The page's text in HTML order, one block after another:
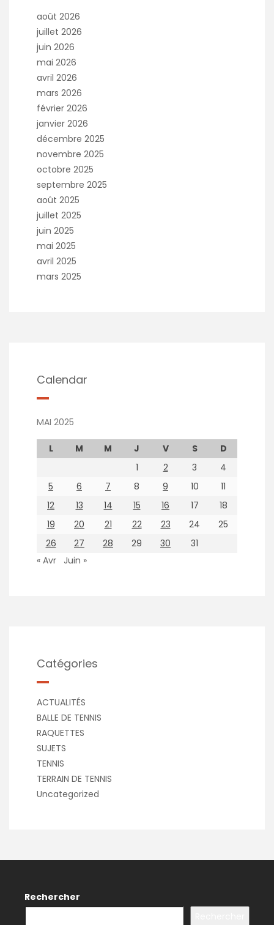
août 2026
juillet 2026
juin 2026
mai 2026
avril 2026
mars 2026
février 2026
janvier 2026
décembre 2025
novembre 2025
octobre 2025
septembre 2025
août 2025
juillet 2025
juin 2025
mai 2025
avril 2025
mars 2025
Calendar
MAI 2025
L M M J V S
D
1
2 3
4
5
6 7 8 9 10
11
12
13 14 15 16 17
18
19
20 21 22 23 24
25
26
27 28 29 30
31
« Avr
Juin »
Catégories
ACTUALITÉS
BALLE DE TENNIS
RAQUETTES
SUJETS
TENNIS
TERRAIN DE TENNIS
Uncategorized
Rechercher